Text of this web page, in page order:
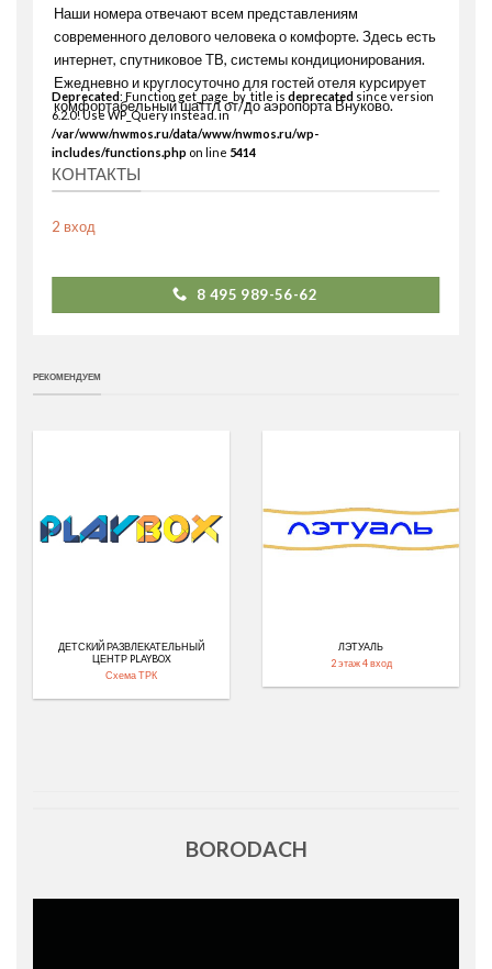
Наши номера отвечают всем представлениям
современного делового человека о комфорте. Здесь есть
интернет, спутниковое ТВ, системы кондиционирования.
Ежедневно и круглосуточно для гостей отеля курсирует
комфортабельный шаттл от/до аэропорта Внуково.
Deprecated: Function get_page_by_title isdeprecated since version
6.2.0! Use WP_Query instead. in
/var/www/nwmos.ru/data/www/nwmos.ru/wp-
includes/functions.php on line 5414
КОНТАКТЫ
2 вход
8 495 989-56-62
РЕКОМЕНДУЕМ
ДЕТСКИЙ РАЗВЛЕКАТЕЛЬНЫЙ
ЦЕНТР PLAYBOX
Схема ТРК
ЛЭТУАЛЬ
2 этаж 4 вход
BORODACH